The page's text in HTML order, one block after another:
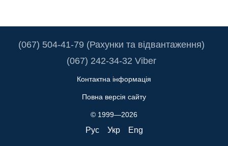
(067) 504-41-79 (Рахунки та відвантаження)
(067) 242-34-32 Viber
Контактна інформація
Повна версія сайту
© 1999—2026
Рус Укр Eng